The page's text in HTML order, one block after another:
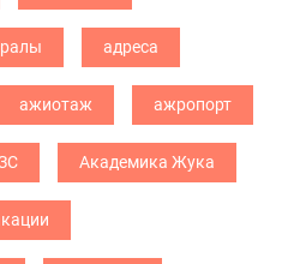
адреса
ажиотаж ажропорт
Академика Жука